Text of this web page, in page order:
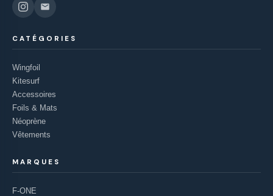
CATÉGORIES
Wingfoil
Kitesurf
Accessoires
Foils & Mats
Néoprène
Vêtements
MARQUES
F-ONE